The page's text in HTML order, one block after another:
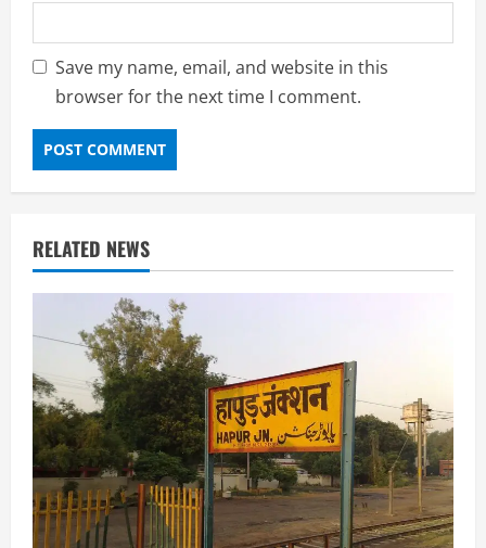
Save my name, email, and website in this
browser for the next time I comment.
RELATED NEWS